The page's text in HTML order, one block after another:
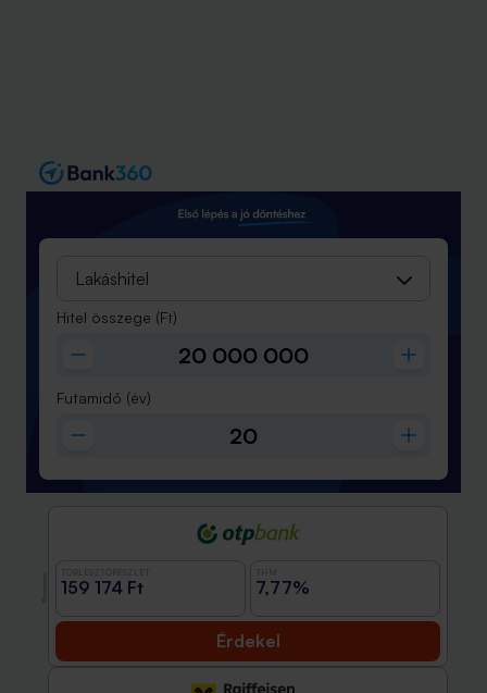
Lakáshitel
Hitel összege (Ft)
Futamidő (év)
159 174 Ft 7,77%
Érdekel